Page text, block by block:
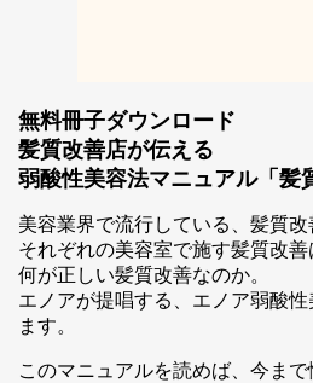
無料冊子ダウンロード
髪質改善店が伝える
弱酸性美容法マニュアル「髪
美容業界で流行している、髪質改
それぞれの美容室で施す髪質改善
何が正しい髪質改善なのか。
エノアが提唱する、エノア弱酸
ます。
このマニュアルを読めば、今ま
ス